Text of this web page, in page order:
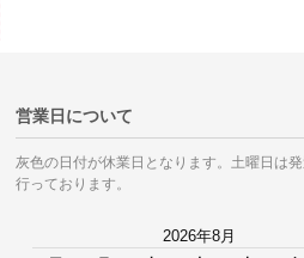
営業日について
灰色の日付が休業日となります。土曜日は
行っております。
2026年8月